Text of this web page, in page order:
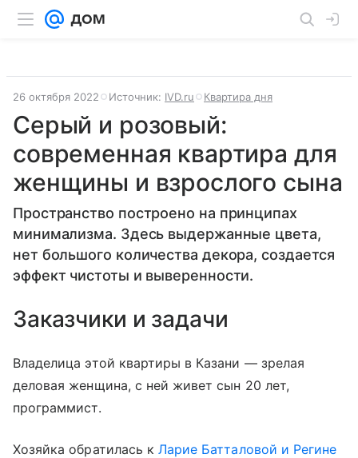
26 октября 2022 Источник: IVD.ru Квартира дня
Серый и розовый:
современная квартира для
женщины и взрослого сына
Пространство построено на принципах
минимализма. Здесь выдержанные цвета,
нет большого количества декора, создается
эффект чистоты и выверенности.
Заказчики и задачи
Владелица этой квартиры в Казани — зрелая
деловая женщина, с ней живет сын 20 лет,
программист.
Хозяйка обратилась кЛарие Батталовой и Регине